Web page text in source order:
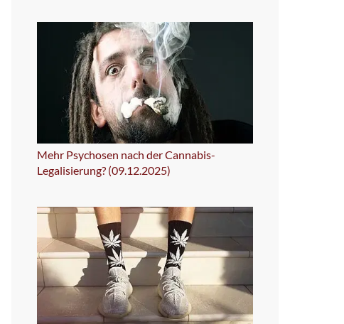
Mehr Psychosen nach der Cannabis-
Legalisierung? (09.12.2025)